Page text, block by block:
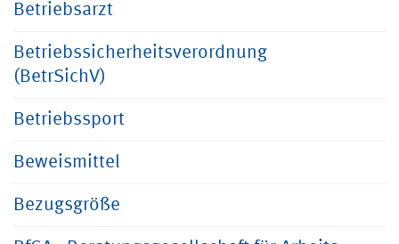
Betriebsarzt
Betriebssicherheitsverordnung
(BetrSichV)
Betriebssport
Beweismittel
Bezugsgröße